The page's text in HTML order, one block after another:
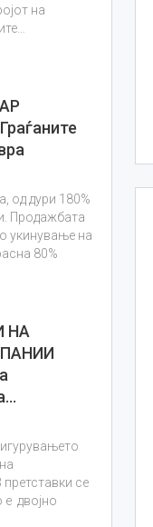
на
од дури 180%
Продажбата
укинување на
80%
НА
се
е двојно